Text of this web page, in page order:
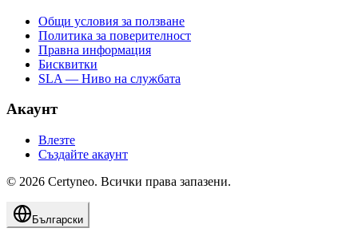
Общи условия за ползване
Политика за поверителност
Правна информация
Бисквитки
SLA — Ниво на службата
Акаунт
Влезте
Създайте акаунт
© 2026 Certyneo. Всички права запазени.
Български